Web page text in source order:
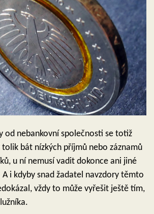
od nebankovní společnosti se totiž
tolik bát nízkých příjmů nebo záznamů
u ní nemusí vadit dokonce ani jiné
A i kdyby snad žadatel navzdory těmto
vždy to může vyřešit ještě tím,